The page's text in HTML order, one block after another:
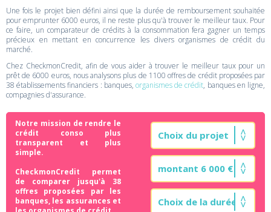
Une fois le projet bien défini ainsi que la durée de remboursement souhaitée
pour emprunter 6000 euros, il ne reste plus qu'à trouver le meilleur taux. Pour
ce faire, un comparateur de crédits à la consommation fera gagner un temps
précieux en mettant en concurrence les divers organismes de crédit du
marché.
Chez CheckmonCredit, afin de vous aider à trouver le meilleur taux pour un
prêt de 6000 euros, nous analysons plus de 1100 offres de crédit proposées par
38 établissements financiers : banques, organismes de crédit, banques en ligne,
compagnies d'assurance.
Notre mission de rendre le
crédit conso plus
transparent et plus
simple.
CheckmonCredit permet
de comparer jusqu'à 38
offres proposées par les
banques, les assurances et